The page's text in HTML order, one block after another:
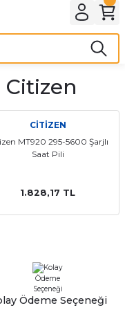
& ELEKTRİK
MALZEMELERİ
CİTİZEN
MT920 295-5600 Şarjlı
Saat Pili
1.828,17 TL
Ödeme Seçeneği